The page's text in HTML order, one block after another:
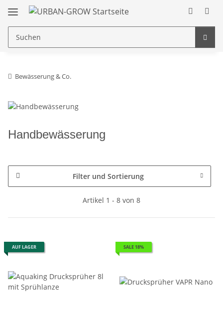
Bewässerung & Co.
Handbewässerung
Filter und Sortierung
Artikel 1 - 8 von 8
AUF LAGER SALE 18%